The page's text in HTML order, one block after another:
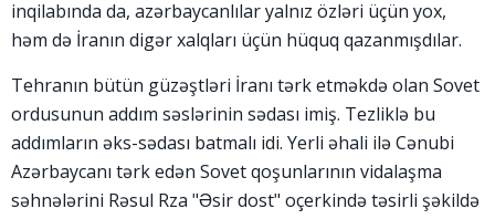
inqilabında da, azərbaycanlılar yalnız özləri üçün yox,
həm də İranın digər xalqları üçün hüquq qazanmışdılar.
Tehranın bütün güzəştləri İranı tərk etməkdə olan Sovet
ordusunun addım səslərinin sədası imiş. Tezliklə bu
addımların əks-sədası batmalı idi. Yerli əhali ilə Cənubi
Azərbaycanı tərk edən Sovet qoşunlarının vidalaşma
səhnələrini Rəsul Rza "Əsir dost" oçerkində təsirli şəkildə